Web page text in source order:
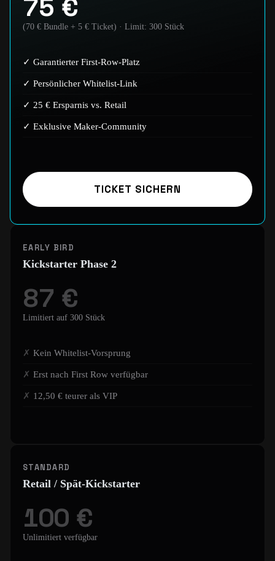
75 €
(70 € Bundle + 5 € Ticket) · Limit: 300 Stück
Garantierter First-Row-Platz
Persönlicher Whitelist-Link
25 € Ersparnis vs. Retail
Exklusive Maker-Community
TICKET SICHERN
EARLY BIRD
Kickstarter Phase 2
87 €
Limitiert auf 300 Stück
Kein Whitelist-Vorsprung
Erst nach First Row verfügbar
12,50 € teurer als VIP
STANDARD
Retail / Spät-Kickstarter
100 €
Unlimitiert verfügbar